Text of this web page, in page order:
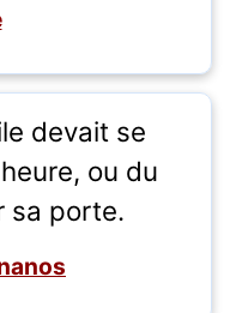
devait se
ou du
sa porte.